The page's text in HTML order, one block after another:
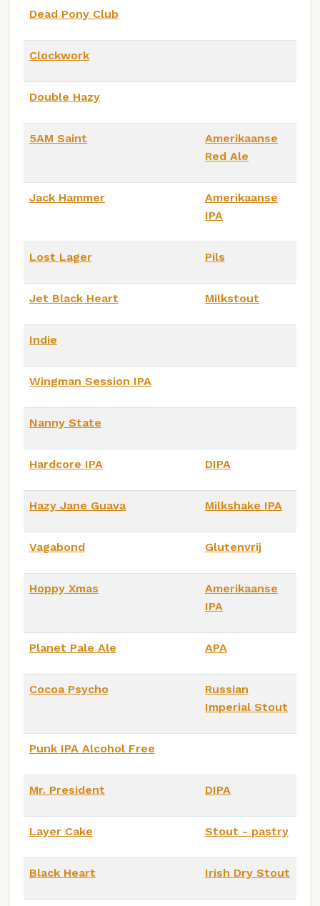
Dead Pony Club
Clockwork
Double Hazy
5AM Saint
Amerikaanse
Red Ale
Jack Hammer
Amerikaanse
IPA
Lost Lager Pils
Jet Black Heart Milkstout
Indie
Wingman Session IPA
Nanny State
Hardcore IPA DIPA
Hazy Jane Guava Milkshake IPA
Vagabond Glutenvrij
Hoppy Xmas
Amerikaanse
IPA
Planet Pale Ale APA
Cocoa Psycho
Russian
Imperial Stout
Punk IPA Alcohol Free
Mr. President DIPA
Layer Cake Stout - pastry
Black Heart Irish Dry Stout